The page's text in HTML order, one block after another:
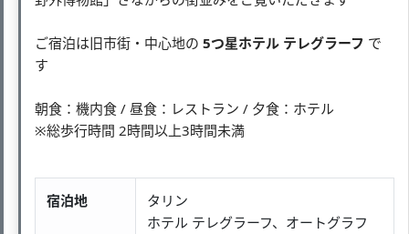
ご宿泊は旧市街・中心地の 5つ星ホテル テレグラーフ で
す
朝食：機内食 / 昼食：レストラン / 夕食：ホテル
※総歩行時間 2時間以上3時間未満
宿泊地
タリン
ホテル テレグラーフ、オートグラフ